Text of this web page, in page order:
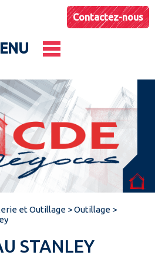
Contactez-nous
et Outillage >Outillage >
STANLEY